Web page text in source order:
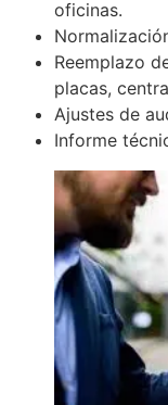
oficinas.
Reemplazo
placas,
Ajustes de
Informe